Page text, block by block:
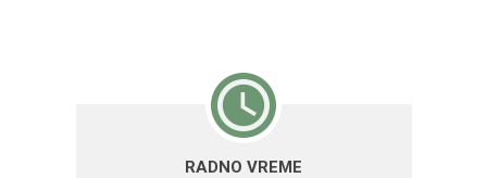
RADNO VREME